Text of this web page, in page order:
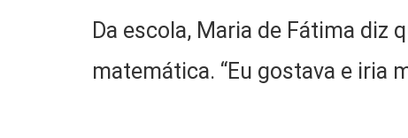
Da escola, Maria de Fátima diz
matemática. “Eu gostava e iria